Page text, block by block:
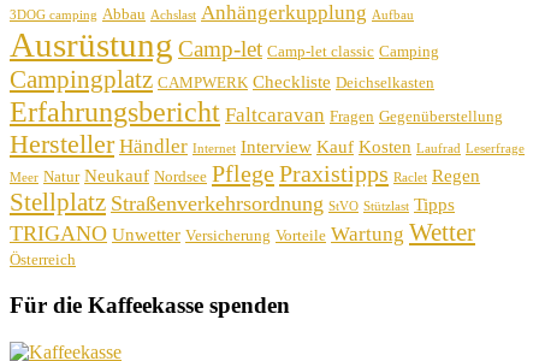
3DOG camping Abbau Achslast Anhängerkupplung Aufbau
Ausrüstung Camp-let Camp-let classic Camping
Campingplatz CAMPWERK Checkliste Deichselkasten
Erfahrungsbericht Faltcaravan Fragen Gegenüberstellung
Hersteller Händler Internet Interview Kauf Kosten Laufrad Leserfrage
Meer Natur Neukauf Nordsee PflegePraxistipps Raclet Regen
Stellplatz Straßenverkehrsordnung StVO Stützlast Tipps
TRIGANO Unwetter Versicherung Vorteile Wartung Wetter
Österreich
Für die Kaffeekasse spenden